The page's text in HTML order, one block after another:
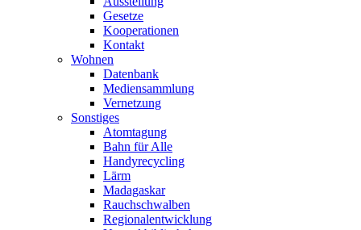
Gesetze
Kooperationen
Kontakt
Wohnen
Datenbank
Mediensammlung
Vernetzung
Sonstiges
Atomtagung
Bahn für Alle
Handyrecycling
Lärm
Madagaskar
Rauchschwalben
Regionalentwicklung